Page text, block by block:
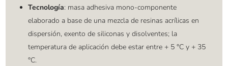
Tecnología: masa adhesiva mono-componente
elaborado a base de una mezcla de resinas acrílicas en
dispersión, exento de siliconas y disolventes; la
temperatura de aplicación debe estar entre + 5 °C y + 35
°C.